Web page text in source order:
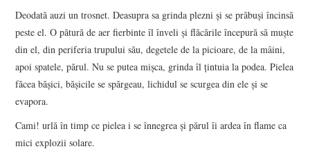
Deodată auzi un trosnet. Deasupra sa grinda plezni şi se prăbuşi încinsă
peste el. O pătură de aer fierbinte îl înveli şi flăcările începură să muşte
din el, din periferia trupului său, degetele de la picioare, de la mâini,
apoi spatele, părul. Nu se putea mişca, grinda îl ţintuia la podea. Pielea
făcea băşici, băşicile se spărgeau, lichidul se scurgea din ele şi se
evapora.
Cami! urlă în timp ce pielea i se înnegrea şi părul îi ardea în flame ca
mici explozii solare.